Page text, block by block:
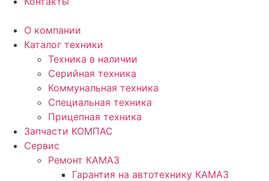
О компании
Каталог техники
Техника в наличии
Серийная техника
Коммунальная техника
Специальная техника
Прицепная техника
Запчасти КОМПАС
Сервис
Ремонт КАМАЗ
Гарантия на автотехнику КАМАЗ